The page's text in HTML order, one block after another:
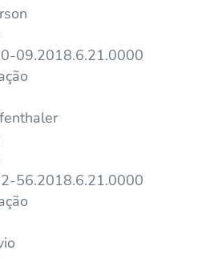
09.2018.6.21.0000
56.2018.6.21.0000